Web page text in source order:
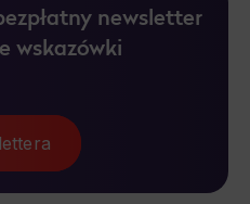
newsletter
wskazówki